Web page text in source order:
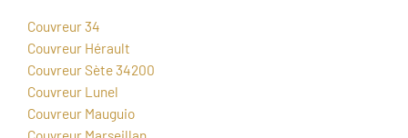
Couvreur 34
Couvreur Hérault
Couvreur Sète 34200
Couvreur Lunel
Couvreur Mauguio